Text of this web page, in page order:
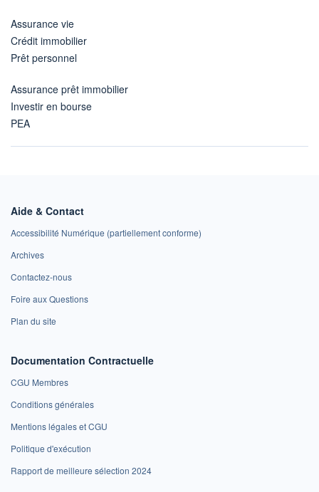
Assurance vie
Crédit immobilier
Prêt personnel
Assurance prêt immobilier
Investir en bourse
PEA
Aide & Contact
Accessibilité Numérique (partiellement conforme)
Archives
Contactez-nous
Foire aux Questions
Plan du site
Documentation Contractuelle
CGU Membres
Conditions générales
Mentions légales et CGU
Politique d'exécution
Rapport de meilleure sélection 2024